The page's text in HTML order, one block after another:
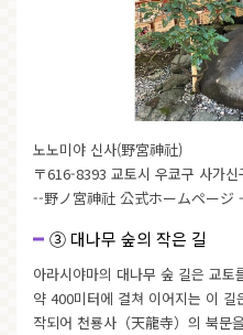
노노미야 신사(野宮神社)
〒616-8393 교토시 우쿄구 사가신
--野ノ宮神社 公式ホームページ
③ 대나무 숲의 작은 길
아라시야마의 대나무 숲 길은 교
약 400미터에 걸쳐 이어지는 이
작되어 천룡사 （天龍寺）의 북문